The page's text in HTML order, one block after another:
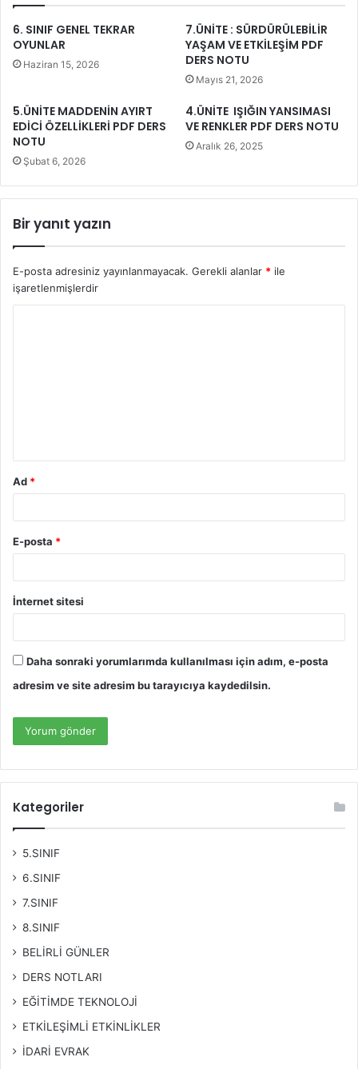
6. SINIF GENEL TEKRAR
OYUNLAR
Haziran 15, 2026
7.ÜNİTE : SÜRDÜRÜLEBİLİR
YAŞAM VE ETKİLEŞİM PDF
DERS NOTU
Mayıs 21, 2026
5.ÜNİTE MADDENİN AYIRT
EDİCİ ÖZELLİKLERİ PDF DERS
NOTU
Şubat 6, 2026
4.ÜNİTE IŞIĞIN YANSIMASI
VE RENKLER PDF DERS NOTU
Aralık 26, 2025
Bir yanıt yazın
E-posta adresiniz yayınlanmayacak. Gerekli alanlar * ile
işaretlenmişlerdir
Ad *
E-posta *
İnternet sitesi
Daha sonraki yorumlarımda kullanılması için adım, e-posta
adresim ve site adresim bu tarayıcıya kaydedilsin.
Kategoriler
5.SINIF
6.SINIF
7.SINIF
8.SINIF
BELİRLİ GÜNLER
DERS NOTLARI
EĞİTİMDE TEKNOLOJİ
ETKİLEŞİMLİ ETKİNLİKLER
İDARİ EVRAK